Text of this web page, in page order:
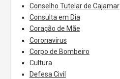
Conselho Tutelar de Cajamar
Consulta em Dia
Coração de Mãe
Coronavírus
Corpo de Bombeiro
Cultura
Defesa Civil